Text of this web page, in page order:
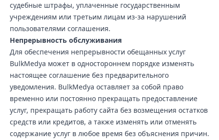
судебные штрафы, уплаченные государственным
учреждениям или третьим лицам из-за нарушений
пользователями соглашения.
Непрерывность обслуживания
Для обеспечения непрерывности обещанных услуг
BulkMedya может в одностороннем порядке изменять
настоящее соглашение без предварительного
уведомления. BulkMedya оставляет за собой право
временно или постоянно прекращать предоставление
услуг, прекращать работу сайта без возмещения остатков
средств или кредитов, а также изменять или отменять
содержание услуг в любое время без объяснения причин.